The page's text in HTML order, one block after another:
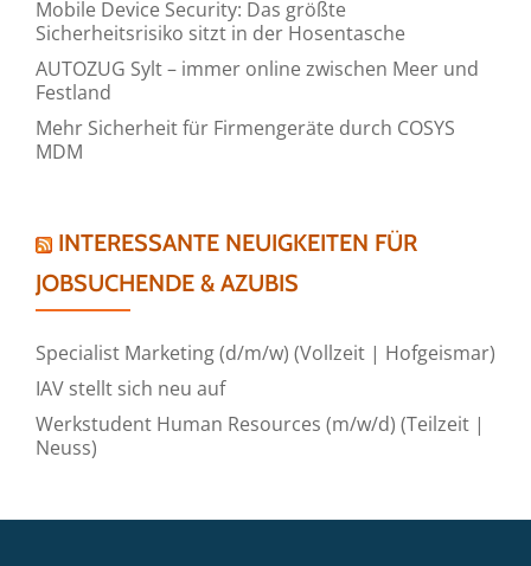
Mobile Device Security: Das größte
Sicherheitsrisiko sitzt in der Hosentasche
AUTOZUG Sylt – immer online zwischen Meer und
Festland
Mehr Sicherheit für Firmengeräte durch COSYS
MDM
INTERESSANTE NEUIGKEITEN FÜR
JOBSUCHENDE & AZUBIS
Specialist Marketing (d/m/w) (Vollzeit | Hofgeismar)
IAV stellt sich neu auf
Werkstudent Human Resources (m/w/d) (Teilzeit |
Neuss)